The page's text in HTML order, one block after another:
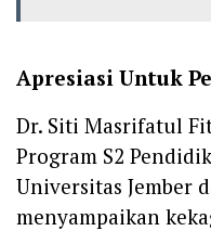
Apresiasi Untuk
Dr. Siti Masrifatul
Program S2
Universitas Jember
menyampaikan